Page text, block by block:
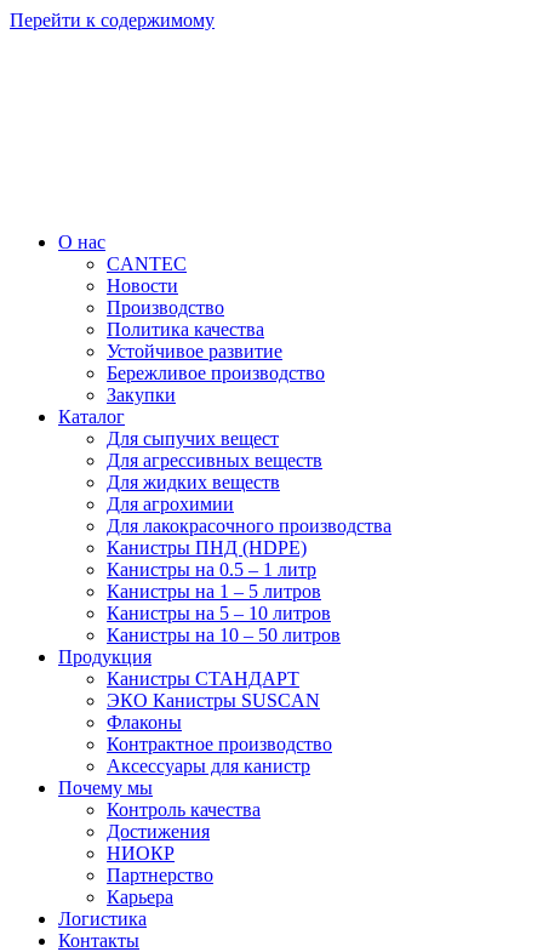
Перейти к содержимому
О нас
CANTEC
Новости
Производство
Политика качества
Устойчивое развитие
Бережливое производство
Закупки
Каталог
Для сыпучих вещест
Для агрессивных веществ
Для жидких веществ
Для агрохимии
Для лакокрасочного производства
Канистры ПНД (HDPE)
Канистры на 0.5 – 1 литр
Канистры на 1 – 5 литров
Канистры на 5 – 10 литров
Канистры на 10 – 50 литров
Продукция
Канистры СТАНДАРТ
ЭКО Канистры SUSCAN
Флаконы
Контрактное производство
Аксессуары для канистр
Почему мы
Контроль качества
Достижения
НИОКР
Партнерство
Карьера
Логистика
Контакты